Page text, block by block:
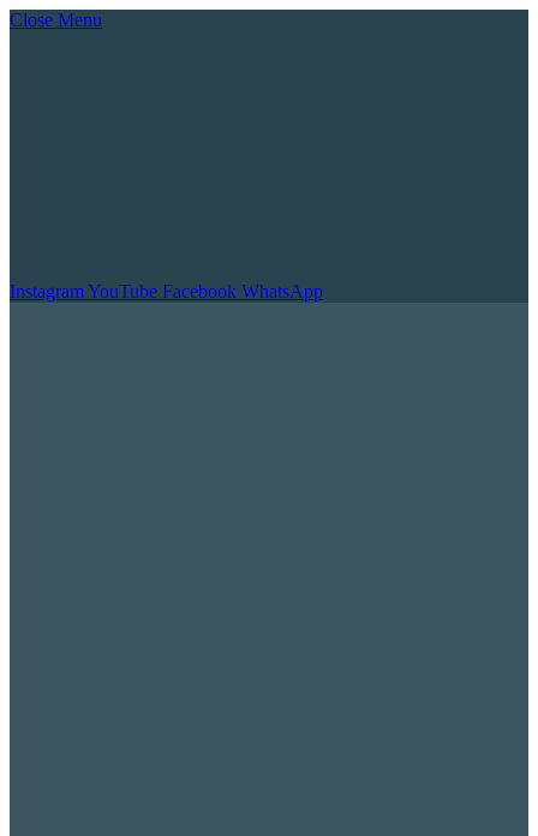
Close Menu
InstagramYouTube Facebook WhatsApp